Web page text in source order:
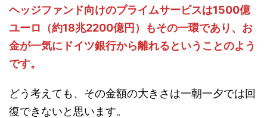
ヘッジファンド向けのプライムサービスは1500億
ユーロ（約18兆2200億円）もその一環であり、お
金が一気にドイツ銀行から離れるということのよう
です。
どう考えても、その金額の大きさは一朝一夕では回
復できないと思います。